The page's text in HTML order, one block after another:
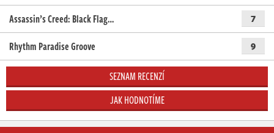
Assassin’s Creed: Black Flag… 7
Rhythm Paradise Groove 9
SEZNAM RECENZÍ
JAK HODNOTÍME